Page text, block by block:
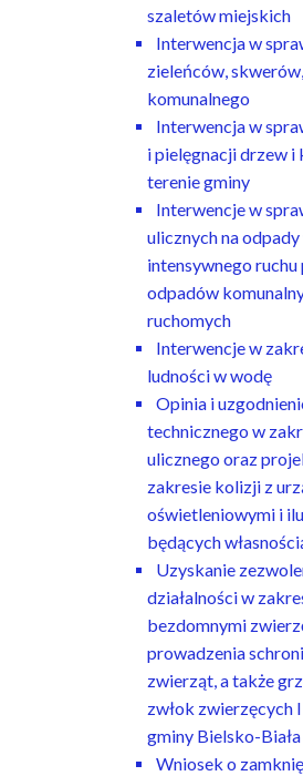
szaletów miejskich
Interwencja w
zieleńców,
komunalnego
Interwencja w
i pielęgnacji drzew i
terenie gminy
Interwencje w
ulicznych na
intensywnego
odpadów
ruchomych
Interwencje w
ludności w wodę
Opinia i
technicznego w
ulicznego oraz
zakresie kolizji z
oświetleniowymi i
będących
Uzyskanie
działalności w
bezdomnymi
prowadzenia
zwierząt, a także
zwłok zwierzęcych
gminy Bielsko-Biała
Wniosek o